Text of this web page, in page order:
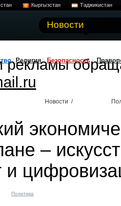
Кыргызстан Таджикистан
Новости
Религия Безопасность
рекламы
Новости /
–
и
Политика